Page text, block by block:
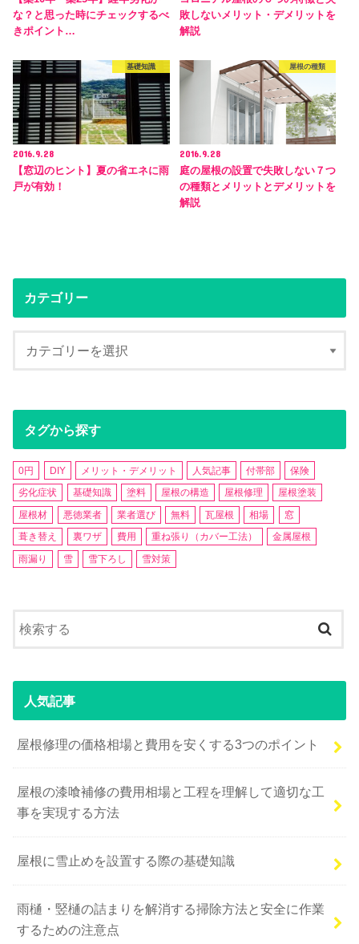
な？と思った時にチェックするべ
きポイント…
敗しないメリット・デメリットを
解説
基礎知識
2016.9.28
【窓辺のヒント】夏の省エネに雨
戸が有効！
屋根の種類
2016.9.28
庭の屋根の設置で失敗しない７つ
の種類とメリットとデメリットを
解説
カテゴリー
タグから探す
0円 DIY メリット・デメリット 人気記事 付帯部
保険
劣化症状
基礎知識 塗料 屋根の構造 屋根修理
屋根塗装
屋根材
悪徳業者 業者選び 無料 瓦屋根 相場
窓
葺き替え
裏ワザ 費用 重ね張り（カバー工法）
金属屋根
雨漏り
雪 雪下ろし 雪対策
人気記事
屋根修理の価格相場と費用を安くする3つのポイント
屋根の漆喰補修の費用相場と工程を理解して適切な工
事を実現する方法
屋根に雪止めを設置する際の基礎知識
雨樋・竪樋の詰まりを解消する掃除方法と安全に作業
するための注意点